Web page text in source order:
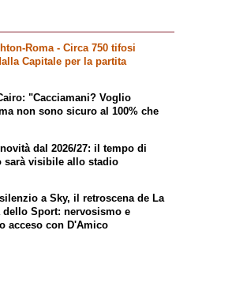
Roma - Circa 750 tifosi
Capitale per la partita
"Cacciamani? Voglio
non sono sicuro al 100% che
dal 2026/27: il tempo di
sarà visibile allo stadio
a Sky, il retroscena deLa
dello Sport: nervosismo e
acceso con D'Amico